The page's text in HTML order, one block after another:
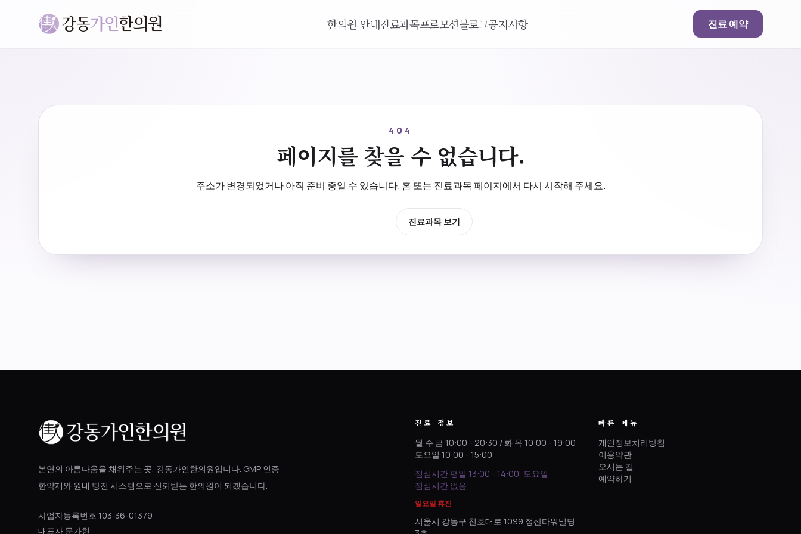
한의원 안내진료과목프로모션블로그공지사항 진료 예약
404
페이지를 찾을 수 없습니다.
주소가 변경되었거나 아직 준비 중일 수 있습니다. 홈 또는 진료과목 페이지에서 다시 시작해 주세요.
진료과목 보기
본연의 아름다움을 채워주는 곳, 강동가인한의원입니다. GMP 인증
한약재와 원내 탕전 시스템으로 신뢰받는 한의원이 되겠습니다.
사업자등록번호 103-36-01379
대표자 문가현
진료 정보
월·수·금 10:00 - 20:30 / 화·목 10:00 - 19:00
토요일 10:00 - 15:00
점심시간 평일 13:00 - 14:00, 토요일
점심시간 없음
일요일 휴진
서울시 강동구 천호대로 1099 정산타워빌딩
빠른 메뉴
개인정보처리방침
이용약관
오시는 길
예약하기